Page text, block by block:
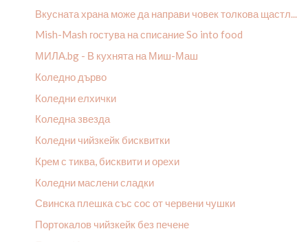
Вкусната храна може да направи човек толкова щастл...
Mish-Mash гостува на списание So into food
МИЛА.bg - В кухнята на Миш-Маш
Коледно дърво
Коледни елхички
Коледна звезда
Коледни чийзкейк бисквитки
Крем с тиква, бисквити и орехи
Коледни маслени сладки
Свинска плешка със сос от червени чушки
Портокалов чийзкейк без печене